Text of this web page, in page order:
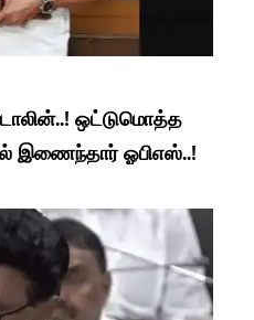
ஒட்டுமொத்த
இணைந்தார் ஓபிஎஸ்..!